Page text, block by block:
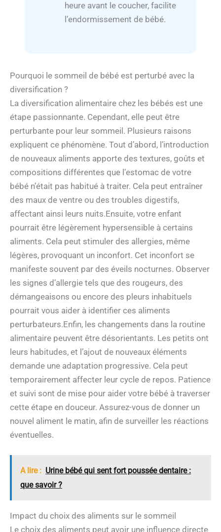
heure avant le coucher, facilite
l’endormissement de bébé.
Pourquoi le sommeil de bébé est perturbé avec la
diversification ?
La diversification alimentaire chez les bébés est une
étape passionnante. Cependant, elle peut être
perturbante pour leur sommeil. Plusieurs raisons
expliquent ce phénomène. Tout d’abord, l’introduction
de nouveaux aliments apporte des textures, goûts et
compositions différentes que l’estomac de votre
bébé n’était pas habitué à traiter. Cela peut entraîner
des maux de ventre ou des troubles digestifs,
affectant ainsi leurs nuits.Ensuite, votre enfant
pourrait être légèrement hypersensible à certains
aliments. Cela peut stimuler des allergies, même
légères, provoquant un inconfort. Cet inconfort se
manifeste souvent par des éveils nocturnes. Observer
les signes d’allergie tels que des rougeurs, des
démangeaisons ou encore des pleurs inhabituels
pourrait vous aider à identifier ces aliments
perturbateurs.Enfin, les changements dans la routine
alimentaire peuvent être désorientants. Les petits ont
leurs habitudes, et l’ajout de nouveaux éléments
demande une adaptation progressive. Cela peut
temporairement affecter leur cycle de repos. Patience
et suivi sont de mise pour aider votre bébé à traverser
cette étape en douceur. Assurez-vous de donner un
nouvel aliment le matin, afin de surveiller les réactions
éventuelles.
A lire : Urine bébé qui sent fort poussée dentaire :
que savoir ?
Impact du choix des aliments sur le sommeil
Le choix des aliments peut avoir une influence directe